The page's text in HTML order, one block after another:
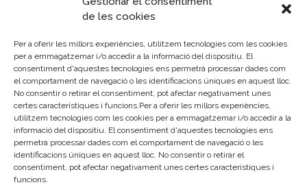
de les cookies
Per a oferir les millors experiències, utilitzem tecnologies com les cookies
per a emmagatzemar i/o accedir a la informació del dispositiu. El
consentiment d'aquestes tecnologies ens permetrà processar dades com
el comportament de navegació o les identificacions úniques en aquest lloc.
No consentir o retirar el consentiment, pot afectar negativament unes
certes característiques i funcions.Per a oferir les millors experiències,
utilitzem tecnologies com les cookies per a emmagatzemar i/o accedir a la
informació del dispositiu. El consentiment d'aquestes tecnologies ens
permetrà processar dades com el comportament de navegació o les
identificacions úniques en aquest lloc. No consentir o retirar el
consentiment, pot afectar negativament unes certes característiques i
funcions.
començarà el 9 de març i es prolongarà fins a finals d’abril.
carregades amb bons de 50 euros, amb l’objectiu de
promoure el consum en la localitat. Cada bo tindrà un cost
per al consumidor de 25€, sent el 50% del valor del BO
consumeix a GODELLA; l’altre 50% restant serà aportació
directa de l’Ajuntament de Godella. En definitiva, cada bo
tindrà un valor de 50 €. Els interessats poden sol·licitar que
aquestes targetes siguen virtuals, per a reduir el consum de
plàstic, la qual cosa redunda de manera positiva al medi
ambient.